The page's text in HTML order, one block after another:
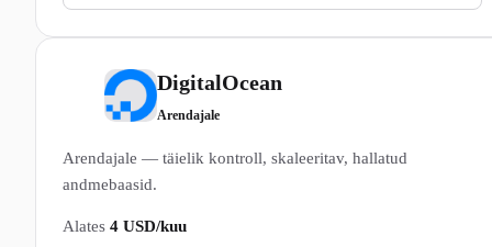
DigitalOcean
Arendajale
Arendajale — täielik kontroll, skaleeritav, hallatud
andmebaasid.
Alates 4 USD/kuu